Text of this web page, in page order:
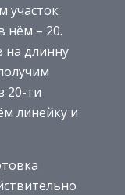
участок
нём – 20.
на длинну
20-ти
линейку и